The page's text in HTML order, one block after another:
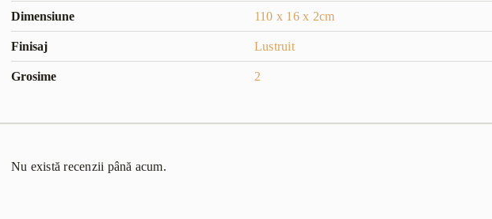
Dimensiune 110 x 16 x 2cm
Finisaj Lustruit
Grosime 2
Nu există recenzii până acum.